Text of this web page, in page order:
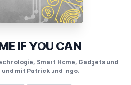
IF YOU CAN
Smart Home, Gadgets und
und mit Patrick und Ingo.